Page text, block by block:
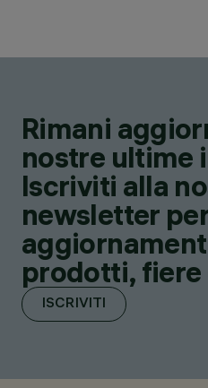
Rimani
nostre ultime
Iscriviti alla
newsletter
prodotti, fiere
ISCRIVITI